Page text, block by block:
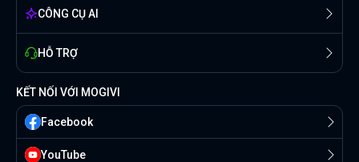
CÔNG CỤ AI
HỖ TRỢ
KẾT NỐI VỚI MOGIVI
Facebook
YouTube